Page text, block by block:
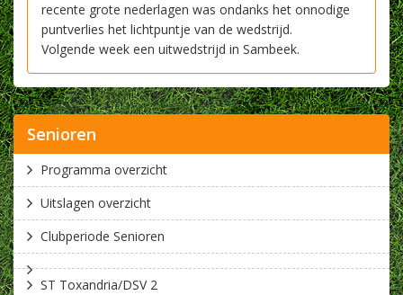
recente grote nederlagen was ondanks het onnodige
puntverlies het lichtpuntje van de wedstrijd.
Volgende week een uitwedstrijd in Sambeek.
Senioren
Programma overzicht
Uitslagen overzicht
Clubperiode Senioren
ST Toxandria/DSV 2